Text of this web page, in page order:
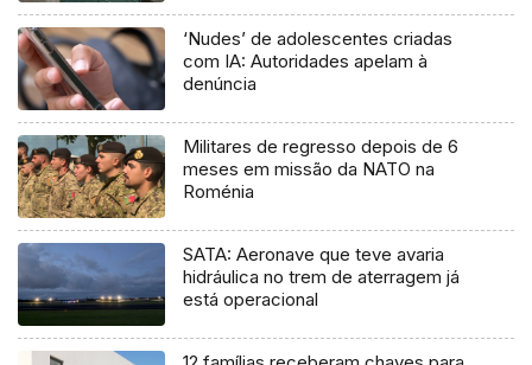
‘Nudes’ de adolescentes criadas
com IA: Autoridades apelam à
denúncia
Militares de regresso depois de 6
meses em missão da NATO na
Roménia
SATA: Aeronave que teve avaria
hidráulica no trem de aterragem já
está operacional